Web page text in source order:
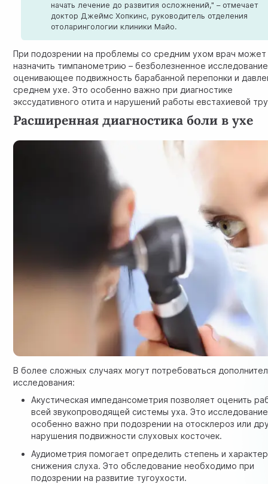
начать лечение до развития осложнений," – отмечает
доктор Джеймс Хопкинс, руководитель отделения
отоларингологии клиники Майо.
При подозрении на проблемы со средним ухом врач может
назначить тимпанометрию – безболезненное
оценивающее подвижность барабанной перепонки и
среднем ухе. Это особенно важно при диагностике
экссудативного отита и нарушений работы евстахиевой
Расширенная диагностика боли в ухе
В более сложных случаях могут потребоваться
исследования:
Акустическая импедансометрия позволяет оценить
всей звукопроводящей системы уха. Это исследование
особенно важно при подозрении на отосклероз или
нарушения подвижности слуховых косточек.
Аудиометрия помогает определить степень и характер
снижения слуха. Это обследование необходимо при
подозрении на развитие тугоухости.